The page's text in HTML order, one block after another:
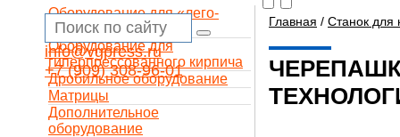
info@vgpress.ru
+7 (909) 308-96-01
Оборудование для «лего-
кирпича»
Оборудование для
гиперпрессованного кирпича
Дробильное оборудование
Матрицы
Дополнительное
оборудование
Главная / Станок для